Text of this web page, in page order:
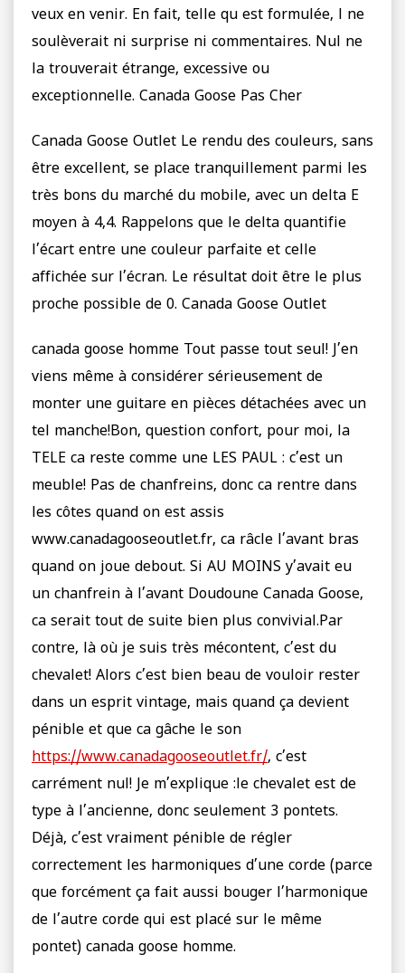
veux en venir. En fait, telle qu est formulée, l ne
soulèverait ni surprise ni commentaires. Nul ne
la trouverait étrange, excessive ou
exceptionnelle. Canada Goose Pas Cher
Canada Goose Outlet Le rendu des couleurs, sans
être excellent, se place tranquillement parmi les
très bons du marché du mobile, avec un delta E
moyen à 4,4. Rappelons que le delta quantifie
l’écart entre une couleur parfaite et celle
affichée sur l’écran. Le résultat doit être le plus
proche possible de 0. Canada Goose Outlet
canada goose homme Tout passe tout seul! J’en
viens même à considérer sérieusement de
monter une guitare en pièces détachées avec un
tel manche!Bon, question confort, pour moi, la
TELE ca reste comme une LES PAUL : c’est un
meuble! Pas de chanfreins, donc ca rentre dans
les côtes quand on est assis
www.canadagooseoutlet.fr, ca râcle l’avant bras
quand on joue debout. Si AU MOINS y’avait eu
un chanfrein à l’avant Doudoune Canada Goose,
ca serait tout de suite bien plus convivial.Par
contre, là où je suis très mécontent, c’est du
chevalet! Alors c’est bien beau de vouloir rester
dans un esprit vintage, mais quand ça devient
pénible et que ca gâche le son
https://www.canadagooseoutlet.fr/, c’est
carrément nul! Je m’explique :le chevalet est de
type à l’ancienne, donc seulement 3 pontets.
Déjà, c’est vraiment pénible de régler
correctement les harmoniques d’une corde (parce
que forcément ça fait aussi bouger l’harmonique
de l’autre corde qui est placé sur le même
pontet) canada goose homme.